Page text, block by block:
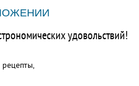
удовольствий!
рецепты,